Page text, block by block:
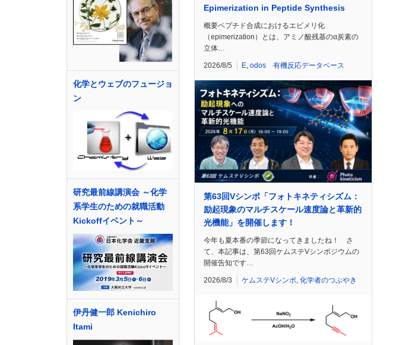
化学とウェブのフュージョ
ン
研究最前線講演会 ～化学
系学生のための就職活動
Kickoffイベント～
伊丹健一郎 Kenichiro
Itami
Epimerization in Peptide Synthesis
概要ペプチド合成におけるエピメリ化
（epimerization）とは、アミノ酸残基のα炭素の
立体…
2026/8/5 E, odos 有機反応データベース
第63回Vシンポ「フォトキネティシズム：
励起現象のマルチスケール速度論と革新的
光機能」を開催します！
今年も夏本番の季節になってきましたね！ さ
て、本記事は、第63回ケムステVシンポジウムの
開催告知です…
2026/8/3 ケムステVシンポ 化学者のつぶやき